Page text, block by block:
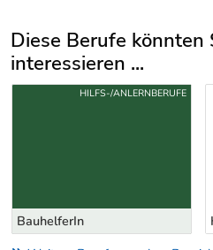
Diese Berufe könnten
interessieren ...
Uber weitere Berufsvorschläge
BauhelferIn
HILFS-/ANLERNBERUFE